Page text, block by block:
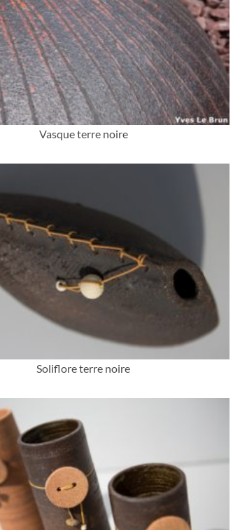
Vasque terre noire
Soliflore terre noire